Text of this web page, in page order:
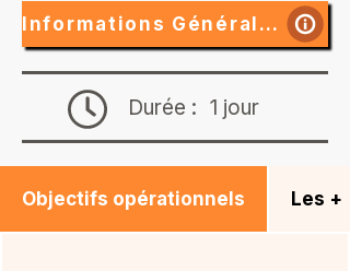
Informations Générales
Durée : 1 jour
Objectifs opérationnels Les +